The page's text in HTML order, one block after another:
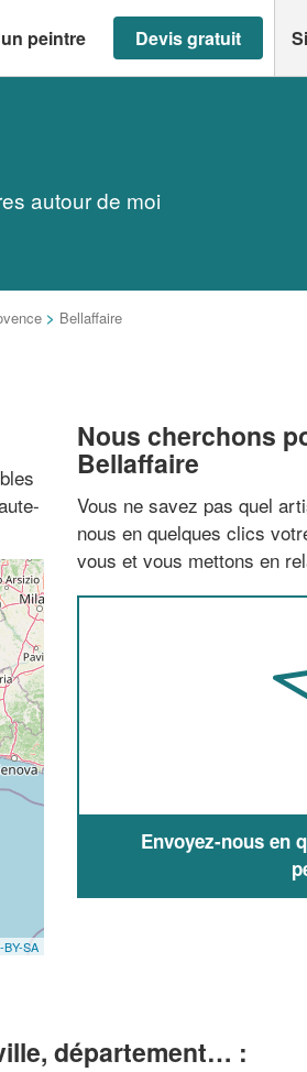
peintre Devis gratuit
autour de moi
> Bellaffaire
BY-SA
Nous cherchons
Bellaffaire
Vous ne savez pas quel
nous en quelques clics
vous et vous mettons en
Envoyez-nous en
département… :